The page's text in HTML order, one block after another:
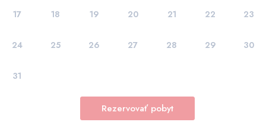
17 18 19 20 21 22 23
24 25 26 27 28 29 30
31
Rezervovať pobyt